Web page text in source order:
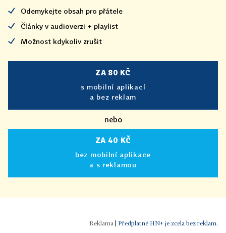
Odemykejte obsah pro přátele
Články v audioverzi + playlist
Možnost kdykoliv zrušit
ZA 80 KČ
s mobilní aplikací
a bez reklam
nebo
ZA 40 KČ
bez mobilní aplikace
a s reklamou
Předplatné HN+ je zcela bez reklam.